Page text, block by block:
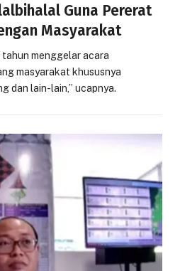
Guna Pererat
Masyarakat
menggelar acara
masyarakat khususnya
dan lain-lain,” ucapnya.